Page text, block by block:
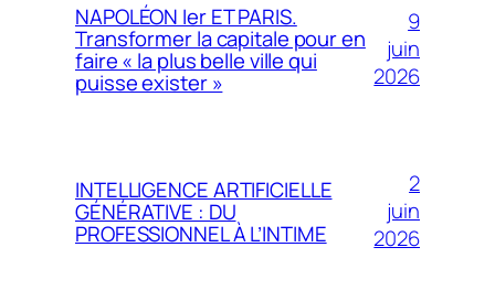
NAPOLÉON Ier ET PARIS.
Transformer la capitale pour en
faire « la plus belle ville qui
puisse exister »
9
juin
2026
INTELLIGENCE ARTIFICIELLE
GÉNÉRATIVE : DU
PROFESSIONNEL À L’INTIME
2
juin
2026